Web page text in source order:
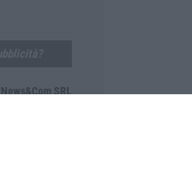
News&Com SRL